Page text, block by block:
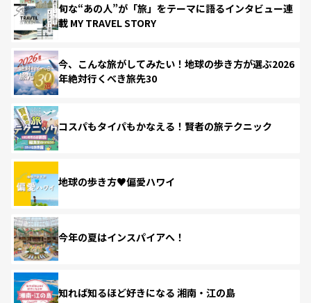
旬な“あの人”が「旅」をテーマに語るインタビュー連
載 MY TRAVEL STORY
今、こんな旅がしてみたい！地球の歩き方が選ぶ2026
年絶対行くべき旅先30
コスパもタイパもかなえる！賢者の旅テクニック
地球の歩き方♥偏愛ハワイ
今年の夏はインスパイアへ！
知れば知るほど好きになる 湘南・江の島